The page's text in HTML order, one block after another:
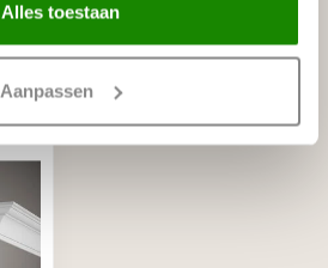
Alles toestaan
Aanpassen